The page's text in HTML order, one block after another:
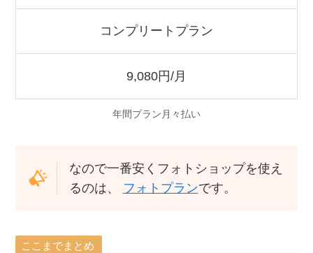
コンプリートプラン
9,080円/月
年間プラン月々払い
なので一番安くフォトショップを使え
るのは、
フォトプランです。
ここまでまとめ